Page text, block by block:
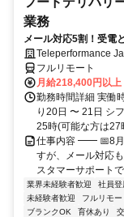
業務
メール対応5割！受電
Teleperformance
フルリモート
月給218,400円以上
勤務時間詳細 実働
り20日 〜 21日 シ
25時(可能な方は27
仕事内容 ━━ 📅8
すが、メール対応
スタマーサポ
業界未経験者歓迎 社員登
未経験者歓迎
フルリモー
ブランクOK
育休あり